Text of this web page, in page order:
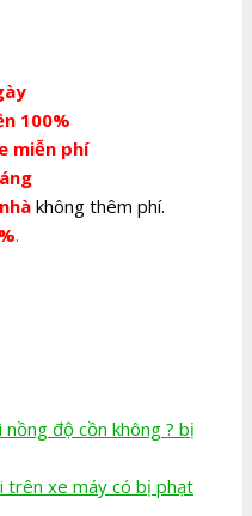
100%
miễn phí
không thêm phí.
.
độ cồn không ? bị
trên xe máy có bị phạt